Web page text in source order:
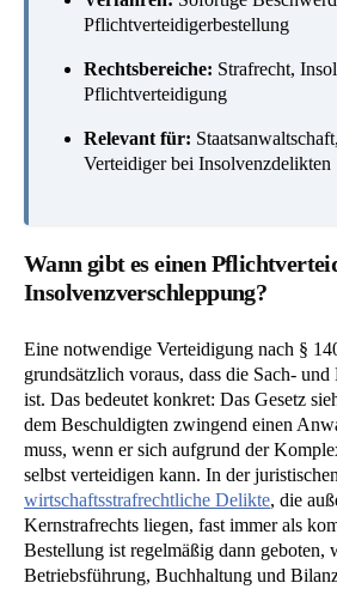
Pflichtverteidigerbestellung
Rechtsbereiche: Strafrecht,
Pflichtverteidigung
Relevant für:
Verteidiger bei Insolvenzdelikten
Wann gibt es einen
Insolvenzverschleppung?
Eine notwendige Verteidigung nach §
grundsätzlich voraus, dass die Sach-
ist. Das bedeutet konkret: Das Gesetz
dem Beschuldigten zwingend einen
muss, wenn er sich aufgrund der
selbst verteidigen kann. In der
wirtschaftsstrafrechtliche Delikte, die
Kernstrafrechts liegen, fast immer als
Bestellung ist regelmäßig dann geboten,
Betriebsführung, Buchhaltung und